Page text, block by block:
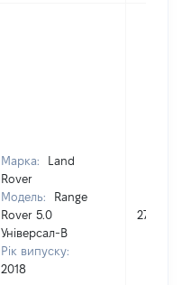
Марка:
Land
Rover
Модель:
Range
Rover 5.0
Універсал-В
Рік випуску:
2018
2757000